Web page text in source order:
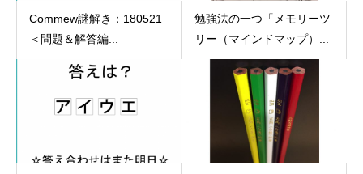
Commew謎解き：180521
＜問題＆解答編...
勉強法の一つ「メモリーツ
リー（マインドマップ）...